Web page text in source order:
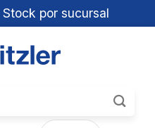
Stock por sucursal